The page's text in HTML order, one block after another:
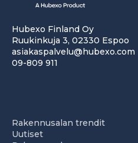
Hubexo Finland Oy
Ruukinkuja 3, 02330 Espoo
asiakaspalvelu@hubexo.com
09-809 911
Rakennusalan trendit
Uutiset